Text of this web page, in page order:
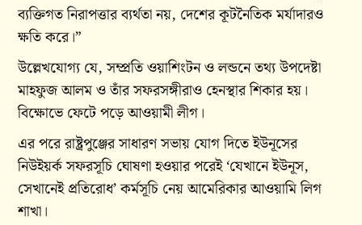
ব্যক্তিগত নিরাপত্তার ব্যর্থতা নয়, দেশের কূটনৈতিক মর্যাদারও
ক্ষতি করে।”
উল্লেখযোগ্য যে, সম্প্রতি ওয়াশিংটন ও লন্ডনে তথ্য উপদেষ্টা
মাহফুজ আলম ও তাঁর সফরসঙ্গীরাও হেনস্থার শিকার হয়।
বিক্ষোভে ফেটে পড়ে আওয়ামী লীগ।
এর পরে রাষ্ট্রপুঞ্জের সাধারণ সভায় যোগ দিতে ইউনূসের
নিউইয়র্ক সফরসূচি ঘোষণা হওয়ার পরেই ‘যেখানে ইউনূস,
সেখানেই প্রতিরোধ’ কর্মসূচি নেয় আমেরিকার আওয়ামি লিগ
শাখা।